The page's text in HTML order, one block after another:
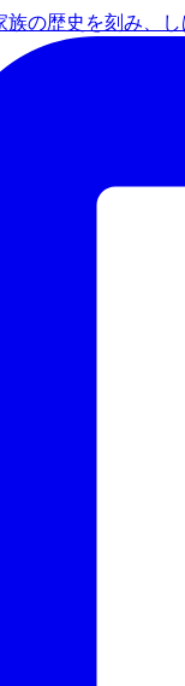
の歴史を刻み、